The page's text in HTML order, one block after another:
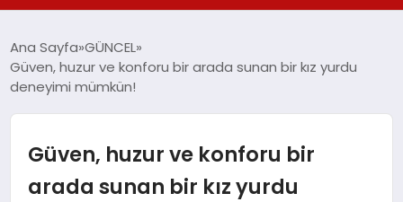
SPOR
Ana Sayfa GÜNCEL
Güven, huzur ve konforu bir arada sunan bir kız yurdu
deneyimi mümkün!
Güven, huzur ve konforu bir
arada sunan bir kız yurdu